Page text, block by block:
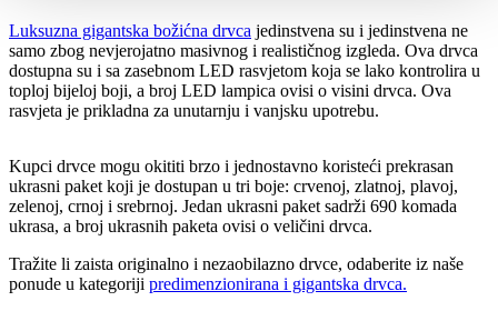
Luksuzna gigantska božićna drvca jedinstvena su i jedinstvena ne
samo zbog nevjerojatno masivnog i realističnog izgleda. Ova drvca
dostupna su i sa zasebnom LED rasvjetom koja se lako kontrolira u
toploj bijeloj boji, a broj LED lampica ovisi o visini drvca. Ova
rasvjeta je prikladna za unutarnju i vanjsku upotrebu.
Kupci drvce mogu okititi brzo i jednostavno koristeći prekrasan
ukrasni paket koji je dostupan u tri boje: crvenoj, zlatnoj, plavoj,
zelenoj, crnoj i srebrnoj. Jedan ukrasni paket sadrži 690 komada
ukrasa, a broj ukrasnih paketa ovisi o veličini drvca.
Tražite li zaista originalno i nezaobilazno drvce, odaberite iz naše
ponude u kategoriji predimenzionirana i gigantska drvca.